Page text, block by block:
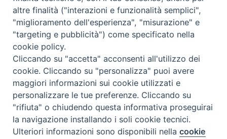
Facebook
X YouTube
Feed
Preferenze Cookie
altre finalità ("interazioni e funzionalità semplici",
"miglioramento dell'esperienza", "misurazione" e
"targeting e pubblicità") come specificato nella
cookie policy.
Cliccando su "accetta" acconsenti all'utilizzo dei
cookie. Cliccando su "personalizza" puoi avere
maggiori informazioni sui cookie utilizzati e
personalizzare le tue preferenze. Cliccando su
"rifiuta" o chiudendo questa informativa proseguirai
la navigazione installando i soli cookie tecnici.
Ulteriori informazioni sono disponibili nellacookie